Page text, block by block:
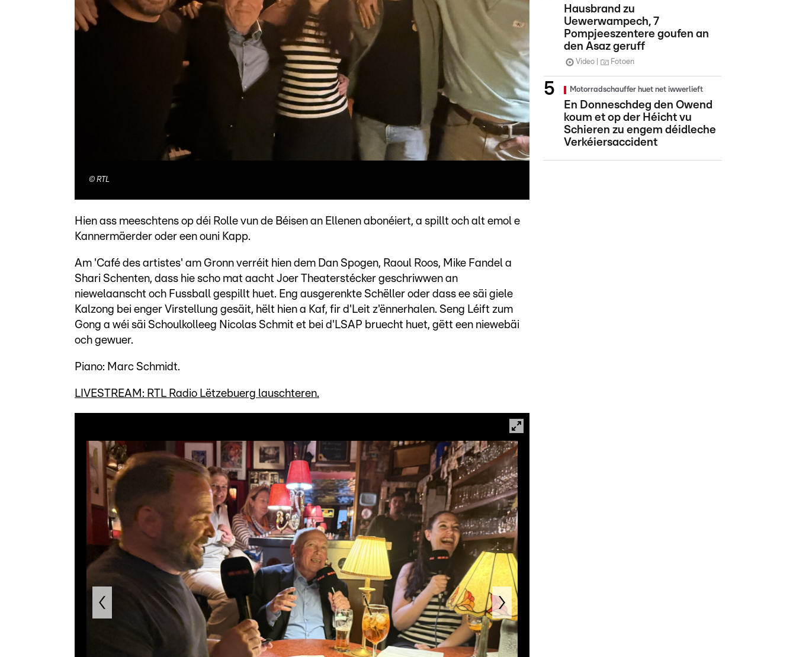
© RTL
Hien ass meeschtens op déi Rolle vun de Béisen an Ellenen abonéiert, a spillt och alt emol e
Kannermäerder oder een ouni Kapp.
Am 'Café des artistes' am Gronn verréit hien dem Dan Spogen, Raoul Roos, Mike Fandel a
Shari Schenten, dass hie scho mat aacht Joer Theaterstécker geschriwwen an
niewelaanscht och Fussball gespillt huet. Eng ausgerenkte Schëller oder dass ee säi giele
Kalzong bei enger Virstellung gesäit, hëlt hien a Kaf, fir d'Leit z'ënnerhalen. Seng Léift zum
Gong a wéi säi Schoulkolleeg Nicolas Schmit et bei d'LSAP bruecht huet, gëtt een niewebäi
och gewuer.
Piano: Marc Schmidt.
LIVESTREAM: RTL Radio Lëtzebuerg lauschteren.
Hausbrand zu
Uewerwampech, 7
Pompjeeszentere goufen an
den Asaz geruff
Video Fotoen
Motorradschauffer huet net iwwerlieft
En Donneschdeg den Owend
koum et op der Héicht vu
Schieren zu engem déidleche
Verkéiersaccident